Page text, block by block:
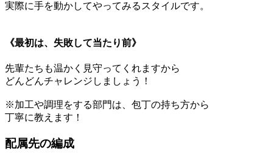
実際に手を動かしてやってみるスタイルです。
《最初は、失敗して当たり前》
先輩たちも温かく見守ってくれますから
どんどんチャレンジしましょう！
※加工や調理をする部門は、包丁の持ち方から
丁寧に教えます！
配属先の編成